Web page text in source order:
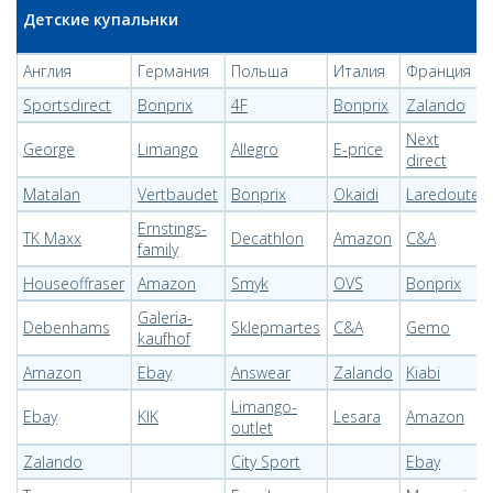
Детские купальнки
Англия Германия Польша Италия
Франция
Sportsdirect
Bonprix 4F Bonprix Zalando
George Limango Allegro E-price
Next
direct
Matalan
Vertbaudet Bonprix Okaidi Laredoute
TK Maxx
Ernstings-
family
Decathlon Amazon C&A
Houseoffraser Amazon Smyk OVS Bonprix
Debenhams
Galeria-
kaufhof
Sklepmartes C&A Gemo
Amazon Ebay Answear Zalando Kiabi
Ebay KIK
Limango-
outlet
Lesara Amazon
Zalando City Sport
Ebay